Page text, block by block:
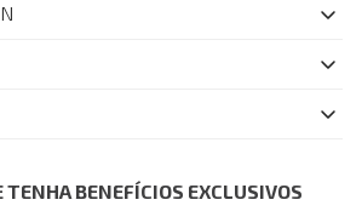
TENHA BENEFÍCIOS EXCLUSIVOS